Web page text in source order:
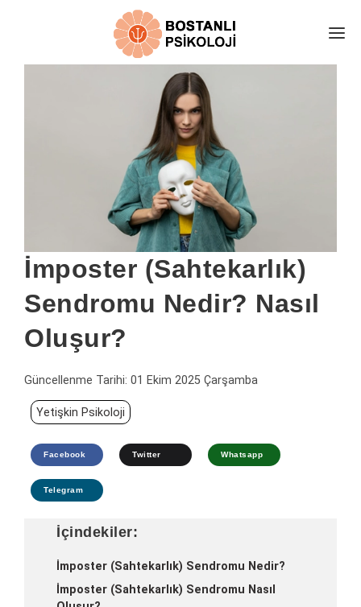
E-RANDEVU
DANIŞAN YORUMLARI
PSİKOLOJİ ALANLARI
KARAMSARLIK TESTİ
ÜCRETSİZ GÖRÜŞ AL
ONLİNE TERAPİ
İmposter (Sahtekarlık)
Sendromu Nedir? Nasıl
Oluşur?
Güncellenme Tarihi: 01 Ekim 2025 Çarşamba
Yetişkin Psikoloji
Facebook Twitter Whatsapp
Telegram
İçindekiler:
İmposter (Sahtekarlık) Sendromu Nedir?
İmposter (Sahtekarlık) Sendromu Nasıl